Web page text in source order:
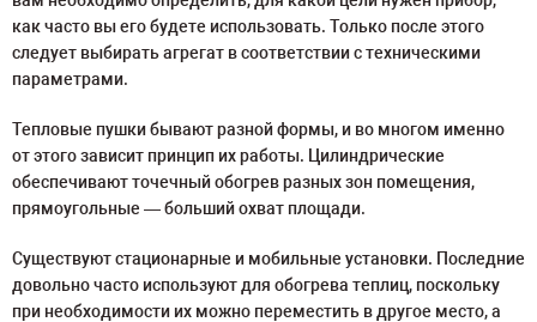
как часто вы его будете использовать. Только после этого
следует выбирать агрегат в соответствии с техническими
параметрами.
Тепловые пушки бывают разной формы, и во многом именно
от этого зависит принцип их работы. Цилиндрические
обеспечивают точечный обогрев разных зон помещения,
прямоугольные — больший охват площади.
Существуют стационарные и мобильные установки. Последние
довольно часто используют для обогрева теплиц, поскольку
при необходимости их можно переместить в другое место, а